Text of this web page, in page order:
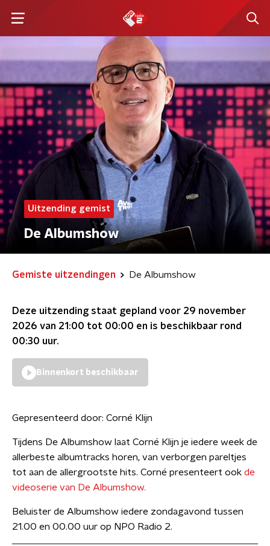
Uitzending gemist
De Albumshow
Gemiste uitzendingen De Albumshow
Deze uitzending staat gepland voor 29 november
2026 van 21:00 tot 00:00 en is beschikbaar rond
00:30 uur.
Binnenkort beschikbaar
Gepresenteerd door: Corné Klijn
Tijdens De Albumshow laat Corné Klijn je iedere week de
allerbeste albumtracks horen, van verborgen pareltjes
tot aan de allergrootste hits. Corné presenteert ook de
videoserie van De Albumshow.
Beluister de Albumshow iedere zondagavond tussen
21.00 en 00.00 uur op NPO Radio 2.